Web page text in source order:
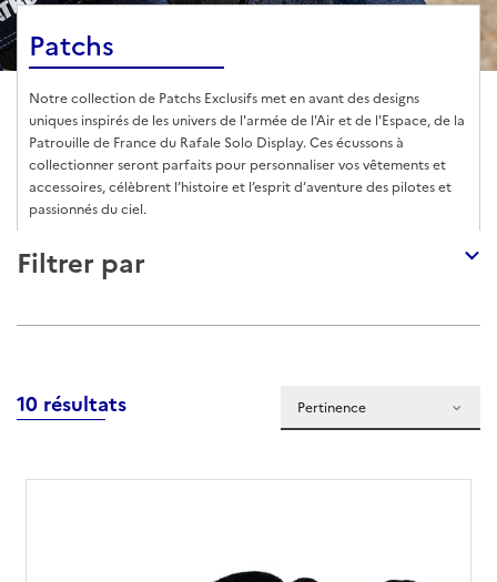
Patchs
Notre collection de Patchs Exclusifs met en avant des designs
uniques inspirés de les univers de l'armée de l'Air et de l'Espace, de la
Patrouille de France du Rafale Solo Display. Ces écussons à
collectionner seront parfaits pour personnaliser vos vêtements et
accessoires, célèbrent l’histoire et l’esprit d’aventure des pilotes et
passionnés du ciel.
Filtrer par
10 résultats Pertinence